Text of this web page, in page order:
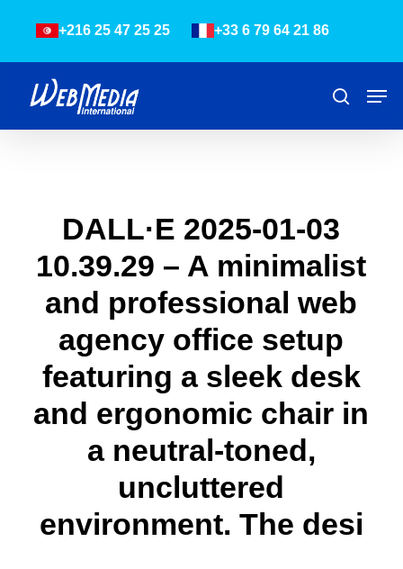
content
+216 25 47 25 25 +33 6 79 64 21 86
DALL·E 2025-01-03
10.39.29 – A minimalist
and professional web
agency office setup
featuring a sleek desk
and ergonomic chair in
a neutral-toned,
uncluttered
environment. The desi